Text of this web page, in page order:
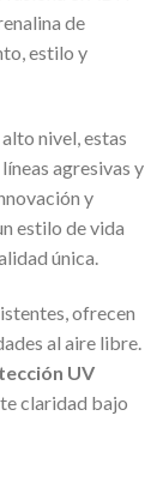
de
estilo y
nivel, estas
agresivas y
y
estilo de vida
única.
ofrecen
al aire libre.
UV
claridad bajo